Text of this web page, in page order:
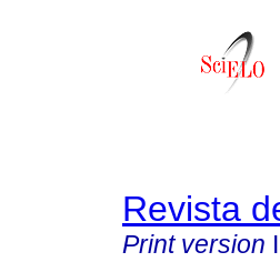
Revista
Print version